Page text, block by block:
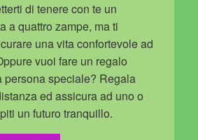
di tenere con te un
a quattro zampe, ma ti
una vita confortevole ad
vuoi fare un regalo
persona speciale? Regala
ed assicura ad uno o
un futuro tranquillo.